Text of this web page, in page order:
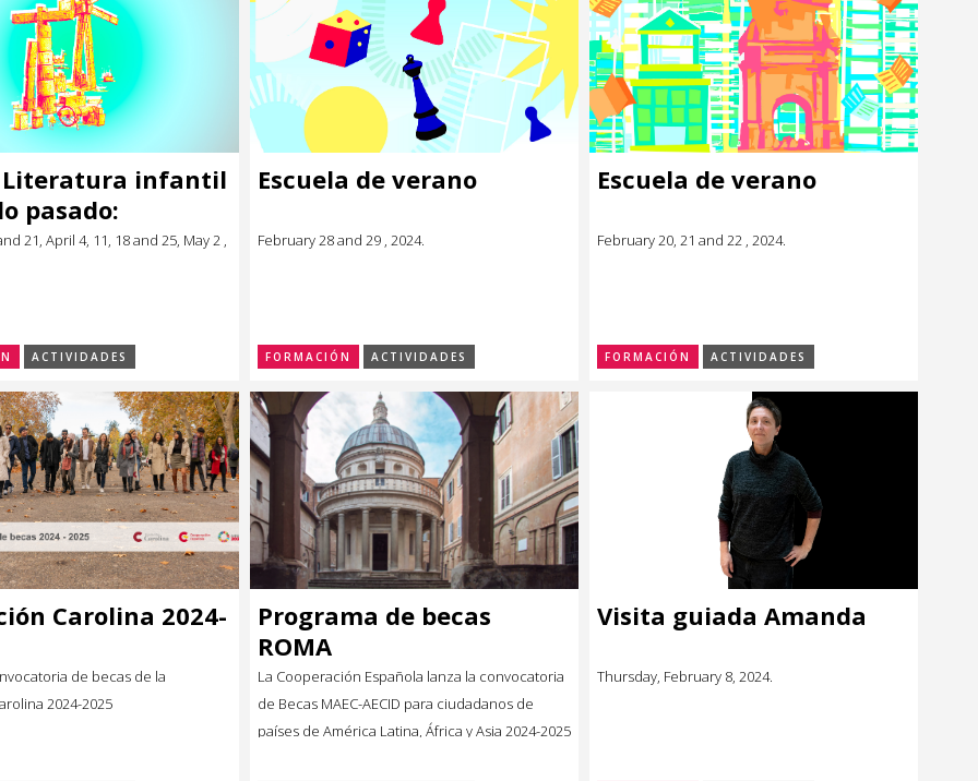
Literatura infantil
pasado:
21, April 4, 11, 18 and 25, May 2 ,
ACTIVIDADES
Escuela de verano
February 28 and 29 , 2024.
FORMACIÓN ACTIVIDADES
Escuela de verano
February 20, 21 and 22 , 2024.
FORMACIÓN ACTIVIDADES
Carolina 2024-
de becas de la
2024-2025
Programa de becas
ROMA
La Cooperación Española lanza la convocatoria
de Becas MAEC-AECID para ciudadanos de
países de América Latina, África y Asia 2024-2025
Visita guiada Amanda
Thursday, February 8, 2024.